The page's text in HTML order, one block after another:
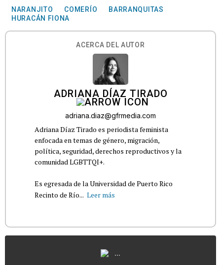
NARANJITO COMERÍO
BARRANQUITAS
HURACÁN FIONA
ACERCA DEL AUTOR
ADRIANA DÍAZ TIRADO
adriana.diaz@gfrmedia.com
Adriana Díaz Tirado es periodista feminista
enfocada en temas de género, migración,
política, seguridad, derechos reproductivos y la
comunidad LGBTTQI+.
Es egresada de la Universidad de Puerto Rico
Recinto de Río... Leer más
...